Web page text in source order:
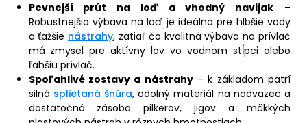
Pevnejší prút na loď a vhodný navijak –
Robustnejšia výbava na loď je ideálna pre hlbšie vody
a ťažšie nástrahy, zatiaľ čo kvalitná výbava na prívlač
má zmysel pre aktívny lov vo vodnom stĺpci alebo
ľahšiu prívlač.
Spoľahlivé zostavy a nástrahy– k základom patrí
silná splietaná šnúra, odolný materiál na nadväzec a
dostatočná zásoba pilkerov, jigov a mäkkých